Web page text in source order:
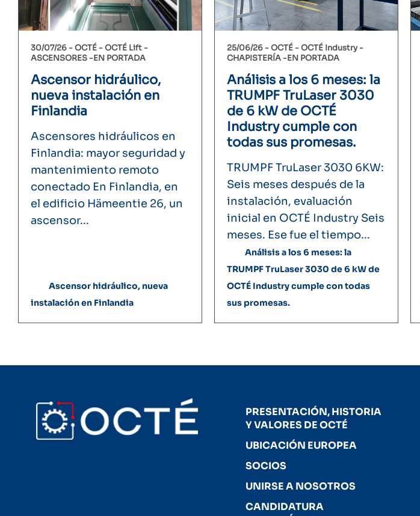
30/07/26 -OCTÉ
OCTÉ Lift
ASCENSORES
EN PORTADA
Ascensor hidráulico,
nueva instalación en
Finlandia
Ascensores hidráulicos en
Finlandia: mayor seguridad y
mantenimiento remoto
conectado En Finlandia, en
el edificio Hämeentie 26, un
ascensor...
Ascensor hidráulico, nueva
instalación en Finlandia
25/06/26 -OCTÉ
OCTÉ Industry
CHAPISTERÍA
EN PORTADA
Análisis a los 6 meses: la
TRUMPF TruLaser 3030
de 6 kW de OCTÉ
Industry cumple con
todas sus promesas.
TRUMPF TruLaser 3030 6KW:
Seis meses después de la
instalación, evaluación
inicial en OCTÉ Industry Seis
meses. Ese fue el tiempo...
Análisis a los 6 meses: la
TRUMPF TruLaser 3030 de 6 kW de
OCTÉ Industry cumple con todas
sus promesas.
PRESENTACIÓN, HISTORIA
Y VALORES DE OCTÉ
UBICACIÓN EUROPEA
SOCIOS
UNIRSE A NOSOTROS
CANDIDATURA